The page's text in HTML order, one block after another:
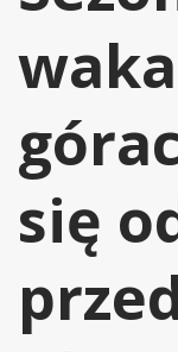
się